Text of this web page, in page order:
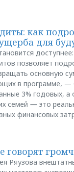
как
для
позволяет
основную
в программе,
3% годовых, а
семей — это
финансовых
говорят
Ряузова